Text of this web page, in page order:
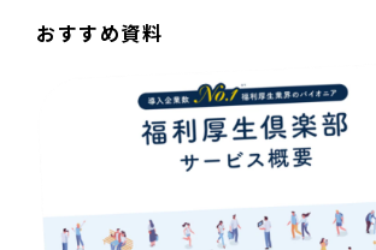
おすすめ資料